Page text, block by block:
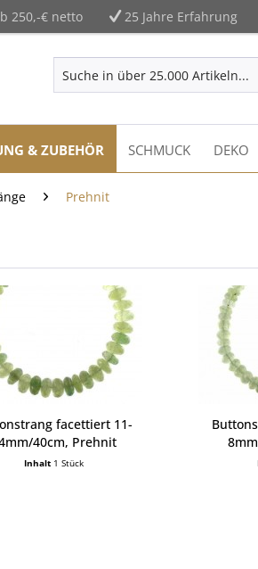
250,-€ netto 25 Jahre Erfahrung
& ZUBEHÖR SCHMUCK DEKO
Prehnit
facettiert 11-
40cm, Prehnit
Inhalt 1 Stück